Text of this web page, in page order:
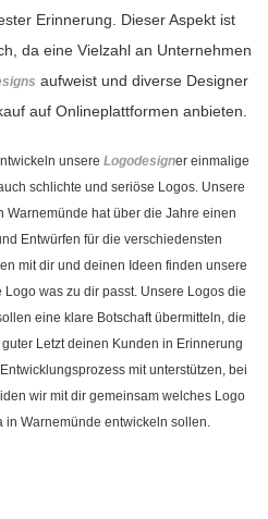
Erinnerung. Dieser Aspekt ist
da eine Vielzahl an Unternehmen
aufweist und diverse Designer
auf Onlineplattformen anbieten.
unsere Logodesigner einmalige
schlichte und seriöse Logos. Unsere
Warnemünde hat über die Jahre einen
Entwürfen für die verschiedensten
mit dir und deinen Ideen finden unsere
Logo was zu dir passt. Unsere Logos die
eine klare Botschaft übermitteln, die
Letzt deinen Kunden in Erinnerung
mit unterstützen, bei
wir mit dir gemeinsam welches Logo
in Warnemünde entwickeln sollen.